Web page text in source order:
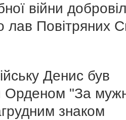
війни
лав Повітряних
Денис був
Орденом "За
знаком